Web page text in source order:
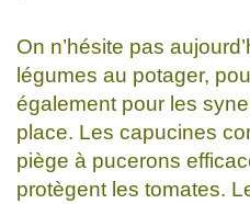
On n’hésite pas
légumes au potager,
également pour les
place. Les capucines
piège à pucerons
protègent les tomates.